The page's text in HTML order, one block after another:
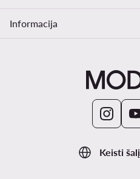
Keisti
Informacija